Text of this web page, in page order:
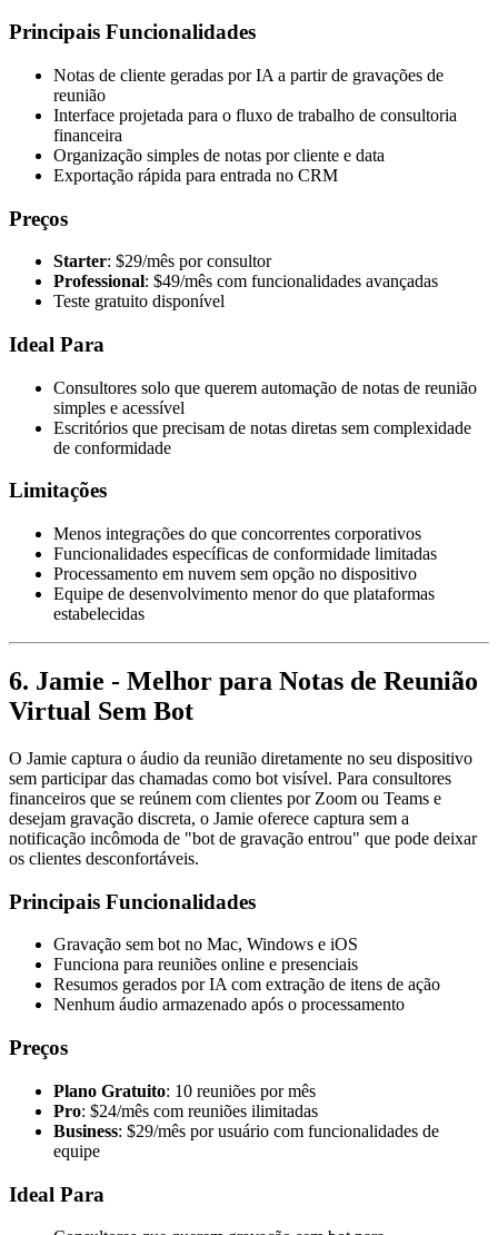
Principais Funcionalidades
Notas de cliente geradas por IA a partir de gravações de
reunião
Interface projetada para o fluxo de trabalho de consultoria
financeira
Organização simples de notas por cliente e data
Exportação rápida para entrada no CRM
Preços
Starter: $29/mês por consultor
Professional: $49/mês com funcionalidades avançadas
Teste gratuito disponível
Ideal Para
Consultores solo que querem automação de notas de reunião
simples e acessível
Escritórios que precisam de notas diretas sem complexidade
de conformidade
Limitações
Menos integrações do que concorrentes corporativos
Funcionalidades específicas de conformidade limitadas
Processamento em nuvem sem opção no dispositivo
Equipe de desenvolvimento menor do que plataformas
estabelecidas
6. Jamie - Melhor para Notas de Reunião
Virtual Sem Bot
O Jamie captura o áudio da reunião diretamente no seu dispositivo
sem participar das chamadas como bot visível. Para consultores
financeiros que se reúnem com clientes por Zoom ou Teams e
desejam gravação discreta, o Jamie oferece captura sem a
notificação incômoda de "bot de gravação entrou" que pode deixar
os clientes desconfortáveis.
Principais Funcionalidades
Gravação sem bot no Mac, Windows e iOS
Funciona para reuniões online e presenciais
Resumos gerados por IA com extração de itens de ação
Nenhum áudio armazenado após o processamento
Preços
Plano Gratuito: 10 reuniões por mês
Pro: $24/mês com reuniões ilimitadas
Business: $29/mês por usuário com funcionalidades de
equipe
Ideal Para